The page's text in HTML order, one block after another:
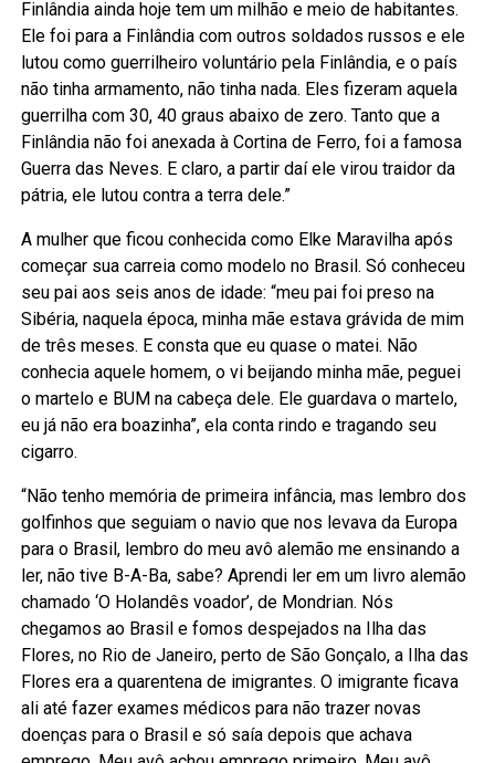
Finlândia ainda hoje tem um milhão e meio de habitantes.
Ele foi para a Finlândia com outros soldados russos e ele
lutou como guerrilheiro voluntário pela Finlândia, e o país
não tinha armamento, não tinha nada. Eles fizeram aquela
guerrilha com 30, 40 graus abaixo de zero. Tanto que a
Finlândia não foi anexada à Cortina de Ferro, foi a famosa
Guerra das Neves. E claro, a partir daí ele virou traidor da
pátria, ele lutou contra a terra dele.”
A mulher que ficou conhecida como Elke Maravilha após
começar sua carreia como modelo no Brasil. Só conheceu
seu pai aos seis anos de idade: “meu pai foi preso na
Sibéria, naquela época, minha mãe estava grávida de mim
de três meses. E consta que eu quase o matei. Não
conhecia aquele homem, o vi beijando minha mãe, peguei
o martelo e BUM na cabeça dele. Ele guardava o martelo,
eu já não era boazinha”, ela conta rindo e tragando seu
cigarro.
“Não tenho memória de primeira infância, mas lembro dos
golfinhos que seguiam o navio que nos levava da Europa
para o Brasil, lembro do meu avô alemão me ensinando a
ler, não tive B-A-Ba, sabe? Aprendi ler em um livro alemão
chamado ‘O Holandês voador’, de Mondrian. Nós
chegamos ao Brasil e fomos despejados na Ilha das
Flores, no Rio de Janeiro, perto de São Gonçalo, a Ilha das
Flores era a quarentena de imigrantes. O imigrante ficava
ali até fazer exames médicos para não trazer novas
doenças para o Brasil e só saía depois que achava